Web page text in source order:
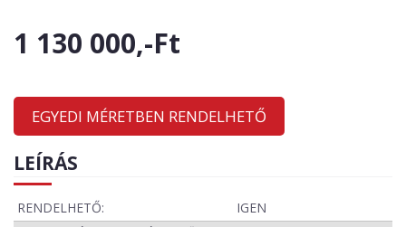
1 130 000,-Ft
EGYEDI MÉRETBEN RENDELHETŐ
LEÍRÁS
RENDELHETŐ:
IGEN